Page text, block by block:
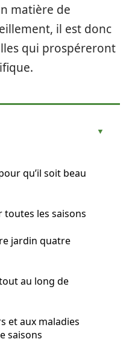
matière de
il est donc
qui prospéreront
qu’il soit beau
les saisons
jardin quatre
au long de
et aux maladies
saisons